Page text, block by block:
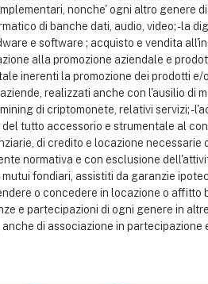
nonche' ogni altro genere
di banche dati, audio, video; - la
e software ; acquisto e vendita
alla promozione aziendale e
inerenti la promozione dei prodotti e/
realizzati anche con l'ausilio di
di criptomonete, relativi servizi; -
tutto accessorio e strumentale al
di credito e locazione
normativa e con esclusione
fondiari, assistiti da garanzie
o concedere in locazione o affitto
e partecipazioni di ogni genere in
di associazione in partecipazione